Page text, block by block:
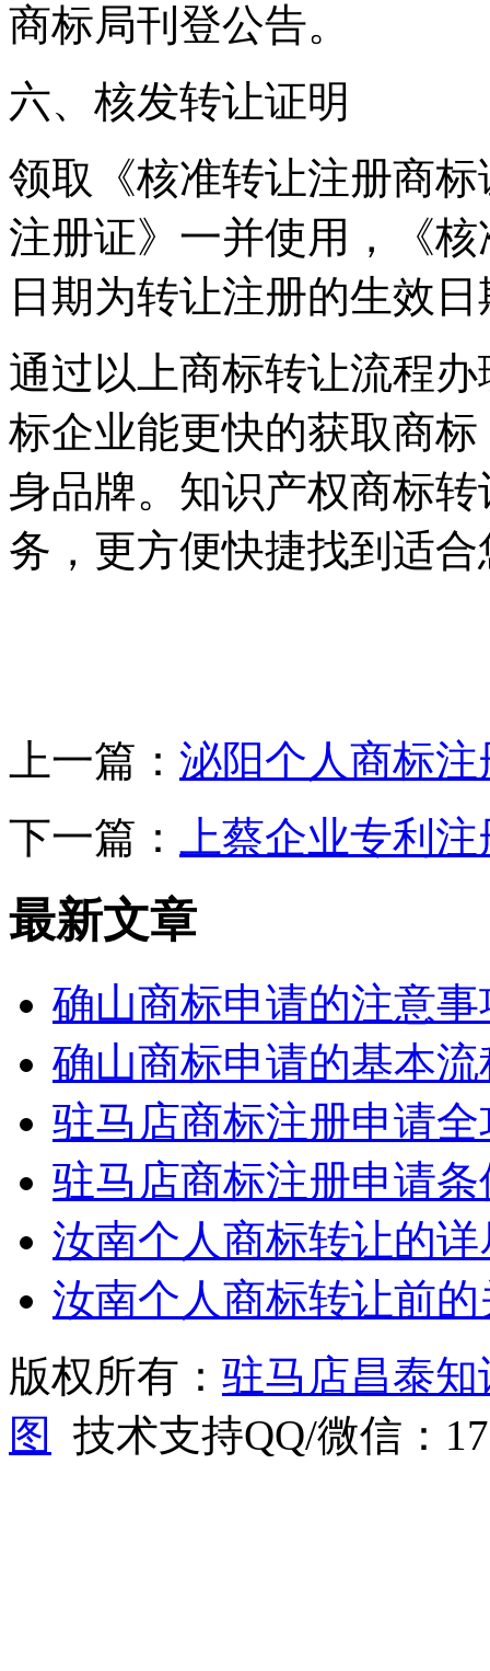
商标局刊登公告。
六、核发转让证明
领取《核准转让注册商
注册证》一并使用，《
日期为转让注册的生效日
通过以上商标转让流程
标企业能更快的获取商
身品牌。知识产权商标
务，更方便快捷找到适
上一篇： 泌阳个人商标
下一篇：
上蔡企业专利
最新文章
确山商标申请的注意事
确山商标申请的基本流
驻马店商标注册申请全
驻马店商标注册申请
汝南个人商标转让的
汝南个人商标转让前
版权所有： 驻马店昌泰
图
技术支持QQ/微信：